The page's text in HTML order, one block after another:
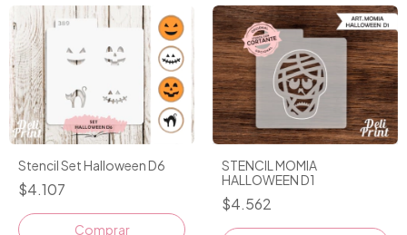
Stencil Set Halloween D6
$4.107
STENCIL MOMIA
HALLOWEEN D1
$4.562